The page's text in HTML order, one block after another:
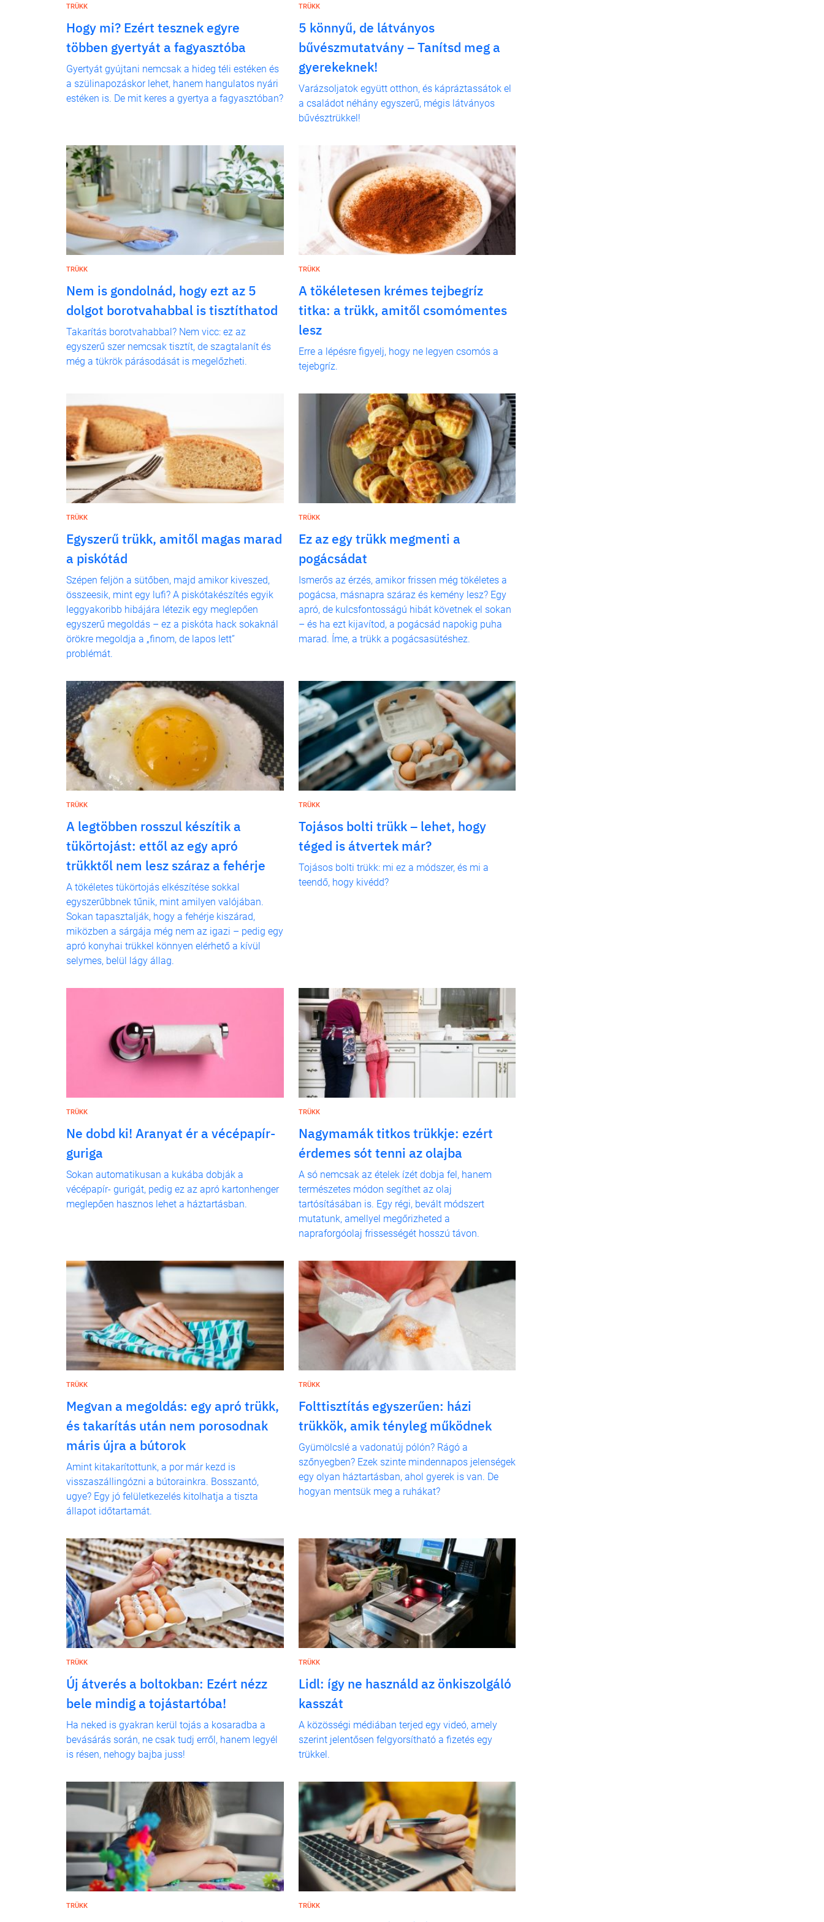
TRÜKK
Hogy mi? Ezért tesznek egyre
többen gyertyát a fagyasztóba
Gyertyát gyújtani nemcsak a hideg téli estéken és
a szülinapozáskor lehet, hanem hangulatos nyári
estéken is. De mit keres a gyertya a fagyasztóban?
TRÜKK
5 könnyű, de látványos
bűvészmutatvány – Tanítsd meg a
gyerekeknek!
Varázsoljatok együtt otthon, és kápráztassátok el
a családot néhány egyszerű, mégis látványos
bűvésztrükkel!
TRÜKK
Nem is gondolnád, hogy ezt az 5
dolgot borotvahabbal is tisztíthatod
Takarítás borotvahabbal? Nem vicc: ez az
egyszerű szer nemcsak tisztít, de szagtalanít és
még a tükrök párásodását is megelőzheti.
TRÜKK
A tökéletesen krémes tejbegríz
titka: a trükk, amitől csomómentes
lesz
Erre a lépésre figyelj, hogy ne legyen csomós a
tejebgríz.
TRÜKK
Egyszerű trükk, amitől magas marad
a piskótád
Szépen feljön a sütőben, majd amikor kiveszed,
összeesik, mint egy lufi? A piskótakészítés egyik
leggyakoribb hibájára létezik egy meglepően
egyszerű megoldás – ez a piskóta hack sokaknál
örökre megoldja a „finom, de lapos lett”
problémát.
TRÜKK
Ez az egy trükk megmenti a
pogácsádat
Ismerős az érzés, amikor frissen még tökéletes a
pogácsa, másnapra száraz és kemény lesz? Egy
apró, de kulcsfontosságú hibát követnek el sokan
– és ha ezt kijavítod, a pogácsád napokig puha
marad. Íme, a trükk a pogácsasütéshez.
TRÜKK
A legtöbben rosszul készítik a
tükörtojást: ettől az egy apró
trükktől nem lesz száraz a fehérje
A tökéletes tükörtojás elkészítése sokkal
egyszerűbbnek tűnik, mint amilyen valójában.
Sokan tapasztalják, hogy a fehérje kiszárad,
miközben a sárgája még nem az igazi – pedig egy
apró konyhai trükkel könnyen elérhető a kívül
selymes, belül lágy állag.
TRÜKK
Tojásos bolti trükk – lehet, hogy
téged is átvertek már?
Tojásos bolti trükk: mi ez a módszer, és mi a
teendő, hogy kivédd?
TRÜKK
Ne dobd ki! Aranyat ér a vécépapír-
guriga
Sokan automatikusan a kukába dobják a
vécépapír- gurigát, pedig ez az apró kartonhenger
meglepően hasznos lehet a háztartásban.
TRÜKK
Nagymamák titkos trükkje: ezért
érdemes sót tenni az olajba
A só nemcsak az ételek ízét dobja fel, hanem
természetes módon segíthet az olaj
tartósításában is. Egy régi, bevált módszert
mutatunk, amellyel megőrizheted a
napraforgóolaj frissességét hosszú távon.
TRÜKK
Megvan a megoldás: egy apró trükk,
és takarítás után nem porosodnak
máris újra a bútorok
Amint kitakarítottunk, a por már kezd is
visszaszállingózni a bútorainkra. Bosszantó,
ugye? Egy jó felületkezelés kitolhatja a tiszta
állapot időtartamát.
TRÜKK
Folttisztítás egyszerűen: házi
trükkök, amik tényleg működnek
Gyümölcslé a vadonatúj pólón? Rágó a
szőnyegben? Ezek szinte mindennapos jelenségek
egy olyan háztartásban, ahol gyerek is van. De
hogyan mentsük meg a ruhákat?
TRÜKK
Új átverés a boltokban: Ezért nézz
bele mindig a tojástartóba!
Ha neked is gyakran kerül tojás a kosaradba a
bevásárás során, ne csak tudj erről, hanem legyél
is résen, nehogy bajba juss!
TRÜKK
Lidl: így ne használd az önkiszolgáló
kasszát
A közösségi médiában terjed egy videó, amely
szerint jelentősen felgyorsítható a fizetés egy
trükkel.
TRÜKK TRÜKK